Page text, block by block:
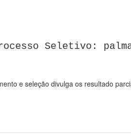
Seletivo:
e seleção divulga os resultado